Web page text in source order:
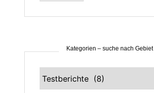
Kategorien – suche nach Gebiet